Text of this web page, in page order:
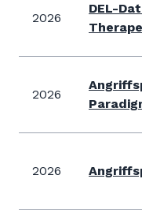
2026
DEL-
2026
2026